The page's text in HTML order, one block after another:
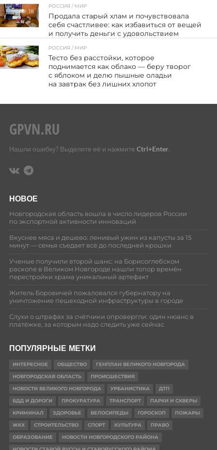
18
РОССИЯ / МИР
Продала старый хлам и почувствовала
себя счастливее: как избавиться от вещей
и получить деньги с удовольствием
89
РОССИЯ / МИР
Тесто без расстойки, которое
поднимается как облако — беру творог
с яблоком и делю пышные оладьи
на завтрак без лишних хлопот
Нашли ошибку? Выделите её и нажмите Ctrl+Enter.
НОВОЕ
Новгородская область вошла в число лидеров России
по экспортной активности инноваций
Вкуснее мяса и дешево: ленивый ужин из капусты за 15
минут — семья съедает всё до последней крошки
Ученые получили второй шанс: на Борисоглебском
раскопе в Великом Новгороде нашли топор времён
перестройки храма уникальный артефакт
Житель Боровичей пожаловался губернатору на
уничтожение пешеходной инфраструктуры в городе
Слухи о штрафах за счётчики опровергли: один нюанс в
платёжке, за которым надо следить уже сейчас
ПОПУЛЯРНЫЕ МЕТКИ
ИНТЕРЕСНОЕ ОБЩЕСТВО
ГЕНПЛАН ВЕЛИКОГО НОВГОРОДА
НОВГОРОДСКАЯ ОБЛАСТЬ
ПРОИСШЕСТВИЯ
НОВОСТИ ВЕЛИКОГО НОВГОРОДА
УРБАНИСТИКА
ДТП
БДД И ДОРОГИ
ПРОКУРАТУРА ТРАНСПОРТ
ПАРКИ И СКВЕРЫ
КРИМИНАЛ
ЗДОРОВЬЕ ВЕЛОСИПЕДЫ ГОРОСКОП
ПОЖАРЫ
ЖКХ
СТРОИТЕЛЬСТВО СПОРТ КУЛЬТУРА
ПРАВО
ОБРАЗОВАНИЕ
НОВОСТИ НОВГОРОДСКОГО РАЙОНА